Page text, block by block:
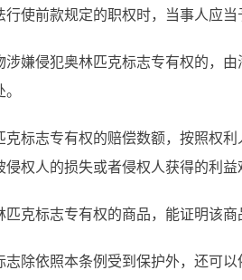
使前款规定的职权时，当事人应当
嫌侵犯奥林匹克标志专有权的，
标志专有权的赔偿数额，按照权
权人的损失或者侵权人获得的利
克标志专有权的商品，能证明该
除依照本条例受到保护外，还可